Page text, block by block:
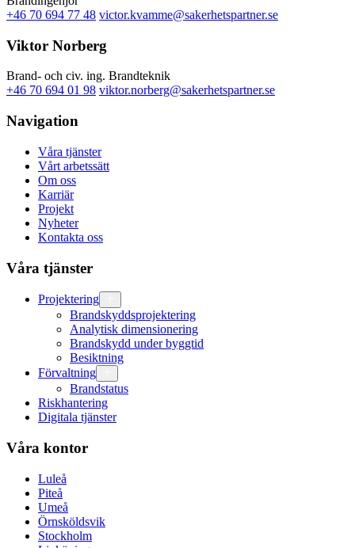
+46 70 694 77 48 victor.kvamme@sakerhetspartner.se
Viktor Norberg
Brand- och civ. ing. Brandteknik
+46 70 694 01 98 viktor.norberg@sakerhetspartner.se
Navigation
Våra tjänster
Vårt arbetssätt
Om oss
Karriär
Projekt
Nyheter
Kontakta oss
Våra tjänster
Projektering
Brandskyddsprojektering
Analytisk dimensionering
Brandskydd under byggtid
Besiktning
Förvaltning
Brandstatus
Riskhantering
Digitala tjänster
Våra kontor
Luleå
Piteå
Umeå
Örnsköldsvik
Stockholm